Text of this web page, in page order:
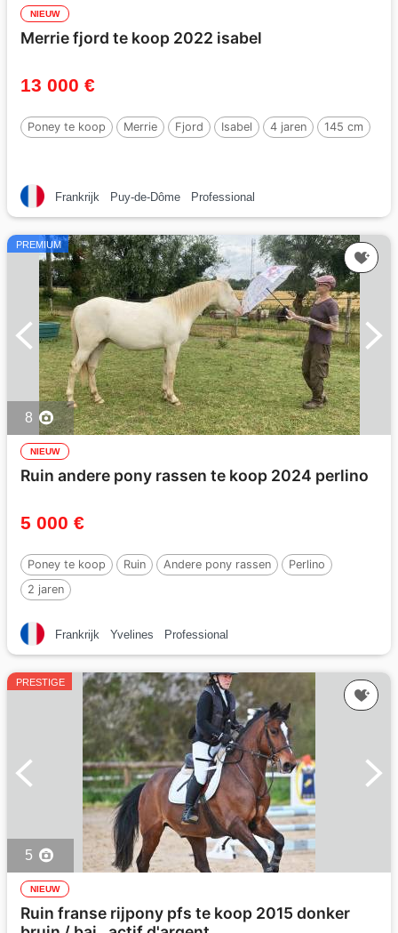
NIEUW
Merrie fjord te koop 2022 isabel
13 000 €
Poney te koop Merrie Fjord Isabel 4 jaren 145 cm
Frankrijk Puy-de-Dôme Professional
PREMIUM
8
NIEUW
Ruin andere pony rassen te koop 2024 perlino
5 000 €
Poney te koop Ruin Andere pony rassen
Perlino
2 jaren
Frankrijk Yvelines Professional
PRESTIGE
5
NIEUW
Ruin franse rijpony pfs te koop 2015 donker